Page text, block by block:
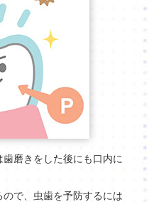
磨きをした後にも口内に
で、虫歯を予防するには